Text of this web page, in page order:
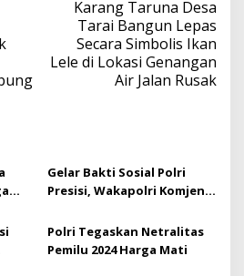
Karang Taruna Desa
Tarai Bangun Lepas
Secara Simbolis Ikan
Lele di Lokasi Genangan
Air Jalan Rusak
Gelar Bakti Sosial Polri
Presisi, Wakapolri Komjen
paket Sembako kepada
Masyarakat Kota
Polri Tegaskan Netralitas
Pemilu 2024 Harga Mati